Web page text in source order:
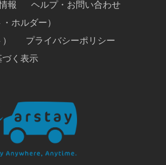
報
ヘルプ・お問い合わせ
ホルダー）
プライバシーポリシー
づく表示